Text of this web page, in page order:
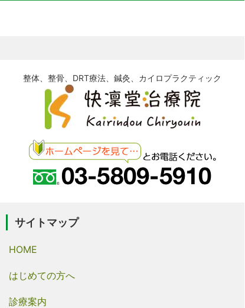
整体、整骨、DRT療法、鍼灸、カイロプラクティック
サイトマップ
HOME
はじめての方へ
診療案内